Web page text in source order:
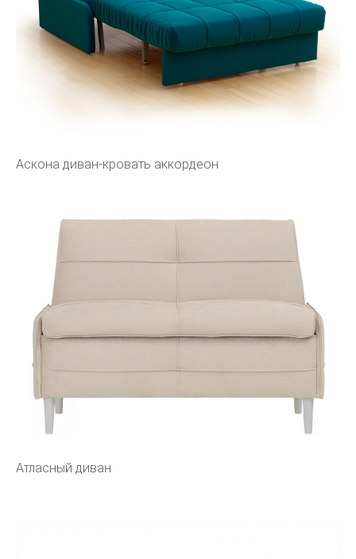
Аскона диван-кровать аккордеон
Атласный диван